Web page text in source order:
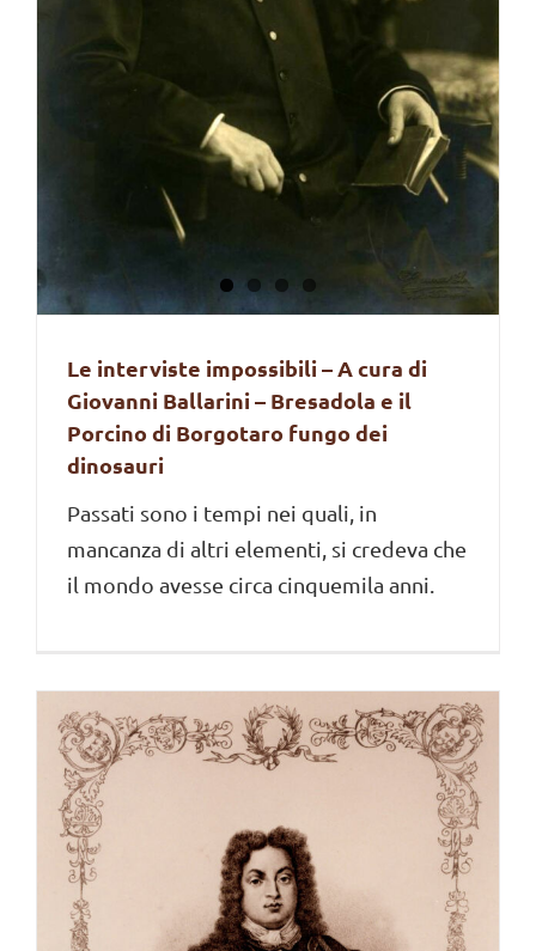
Le interviste impossibili – A cura di
Giovanni Ballarini – Bresadola e il
Porcino di Borgotaro fungo dei
dinosauri
Passati sono i tempi nei quali, in
mancanza di altri elementi, si credeva che
il mondo avesse circa cinquemila anni.